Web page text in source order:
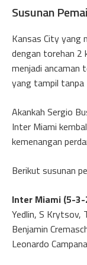
Susunan
Kansas City yang
dengan torehan 2
menjadi ancaman
yang tampil tanpa
Akankah Sergio
Inter Miami
kemenangan
Berikut susunan
Inter Miami (5-3-
Yedlin, S Krytsov,
Benjamin
Leonardo